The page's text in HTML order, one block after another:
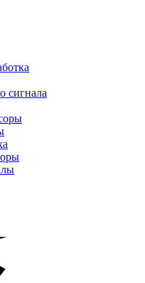
сигнала